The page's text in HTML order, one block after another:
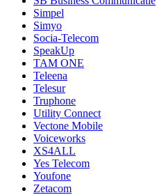
Simpel
Simyo
Socia-Telecom
SpeakUp
TAM ONE
Teleena
Telesur
Truphone
Utility Connect
Vectone Mobile
Voiceworks
XS4ALL
Yes Telecom
Youfone
Zetacom